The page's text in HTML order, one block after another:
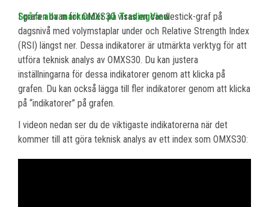
Spåra alla marknader på TradingView
I grafen ovan för OMXS30 visas en candlestick-graf på
dagsnivå med volymstaplar under och Relative Strength Index
(RSI) längst ner. Dessa indikatorer är utmärkta verktyg för att
utföra teknisk analys av OMXS30. Du kan justera
inställningarna för dessa indikatorer genom att klicka på
grafen. Du kan också lägga till fler indikatorer genom att klicka
på “indikatorer” på grafen.
I videon nedan ser du de viktigaste indikatorerna när det
kommer till att göra teknisk analys av ett index som OMXS30: